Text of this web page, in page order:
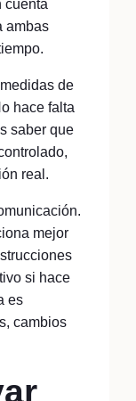
cuenta
ambas
de
hace falta
saber que
real.
mejor
si hace
es
cambios